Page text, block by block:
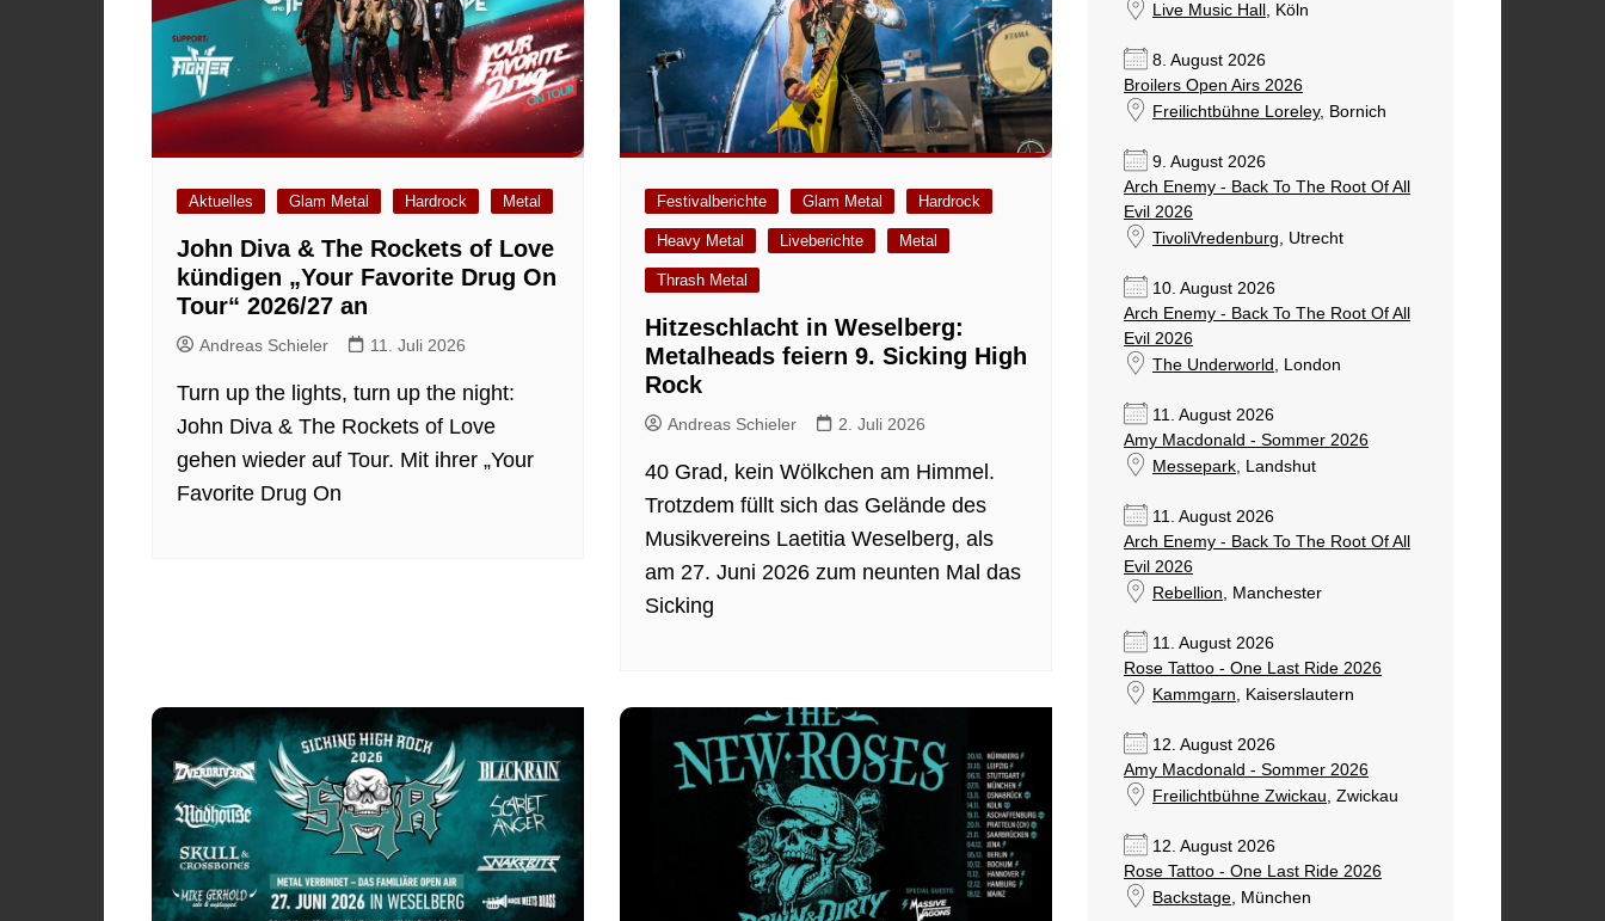
Aktuelles Glam Metal Hardrock Metal
John Diva & The Rockets of Love
kündigen „Your Favorite Drug On
Tour“ 2026/27 an
Andreas Schieler 11. Juli 2026
Turn up the lights, turn up the night:
John Diva & The Rockets of Love
gehen wieder auf Tour. Mit ihrer „Your
Favorite Drug On
Festivalberichte Glam Metal Hardrock
Heavy Metal Liveberichte Metal
Thrash Metal
Hitzeschlacht in Weselberg:
Metalheads feiern 9. Sicking High
Rock
Andreas Schieler 2. Juli 2026
40 Grad, kein Wölkchen am Himmel.
Trotzdem füllt sich das Gelände des
Musikvereins Laetitia Weselberg, als
am 27. Juni 2026 zum neunten Mal das
Sicking
Live Music Hall , Köln
8. August 2026
Broilers Open Airs 2026
Freilichtbühne Loreley, Bornich
9. August 2026
Arch Enemy - Back To The Root Of All
Evil 2026
TivoliVredenburg, Utrecht
10. August 2026
Arch Enemy - Back To The Root Of All
Evil 2026
The Underworld , London
11. August 2026
Amy Macdonald - Sommer 2026
Messepark, Landshut
11. August 2026
Arch Enemy - Back To The Root Of All
Evil 2026
Rebellion, Manchester
11. August 2026
Rose Tattoo - One Last Ride 2026
Kammgarn, Kaiserslautern
12. August 2026
Amy Macdonald - Sommer 2026
Freilichtbühne Zwickau, Zwickau
12. August 2026
Rose Tattoo - One Last Ride 2026
Backstage, München